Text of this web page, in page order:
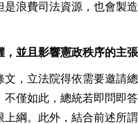
浪費司法資源，也會製
並且影響憲政秩序的主
，立法院得依需要邀請
僅如此，總統若即問即
綱。此外，結合前述所